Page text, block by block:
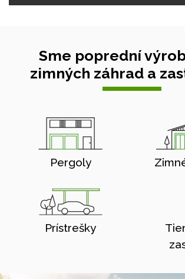
Sme poprední
zimných záhrad a
Pergoly
Prístrešky